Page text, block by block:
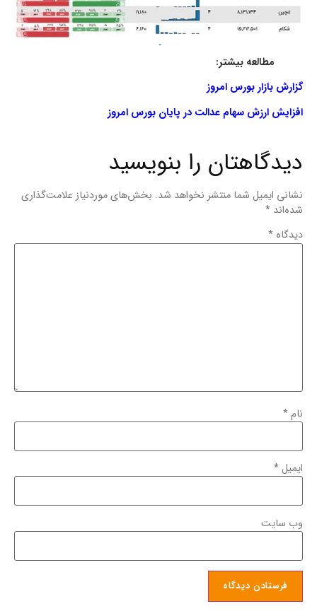
مطالعه بیشتر:
گزارش بازار بورس امروز
افزایش ارزش سهام عدالت در پایان بورس امروز
دیدگاهتان را بنویسید
نشانی ایمیل شما منتشر نخواهد شد. بخش‌های موردنیاز علامت‌گذاری
شده‌اند *
دیدگاه *
نام*
ایمیل*
وب‌ سایت